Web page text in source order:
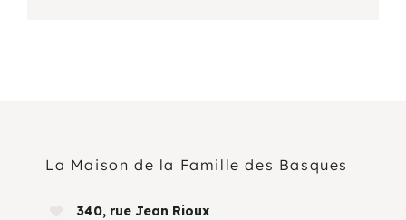
La Maison de la Famille des Basques
340, rue Jean Rioux